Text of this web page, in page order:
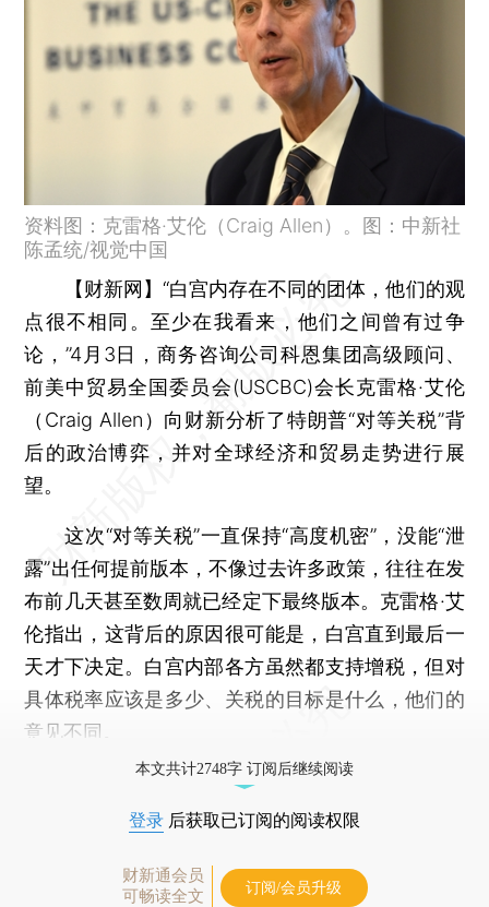
资料图：克雷格·艾伦（Craig Allen）。图：中新社
陈孟统/视觉中国
【财新网】 “白宫内存在不同的团体，他们的观
点很不相同。至少在我看来，他们之间曾有过争
论，”4月3日，商务咨询公司科恩集团高级顾问、
前美中贸易全国委员会(USCBC)会长克雷格·艾伦
（Craig Allen）向财新分析了特朗普“对等关税”背
后的政治博弈，并对全球经济和贸易走势进行展
望。
这次“对等关税”一直保持“高度机密”，没能“泄
露”出任何提前版本，不像过去许多政策，往往在发
布前几天甚至数周就已经定下最终版本。克雷格·艾
伦指出，这背后的原因很可能是，白宫直到最后一
天才下决定。白宫内部各方虽然都支持增税，但对
具体税率应该是多少、关税的目标是什么，他们的
意见不同。
本文共计2748字 订阅后继续阅读
登录 后获取已订阅的阅读权限
财新通会员
可畅读全文
订阅/会员升级